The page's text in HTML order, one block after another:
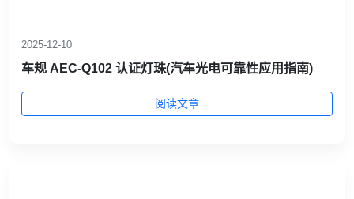
2025-12-10
车规 AEC‑Q102 认证灯珠(汽车光电可靠性应用指南)
阅读文章